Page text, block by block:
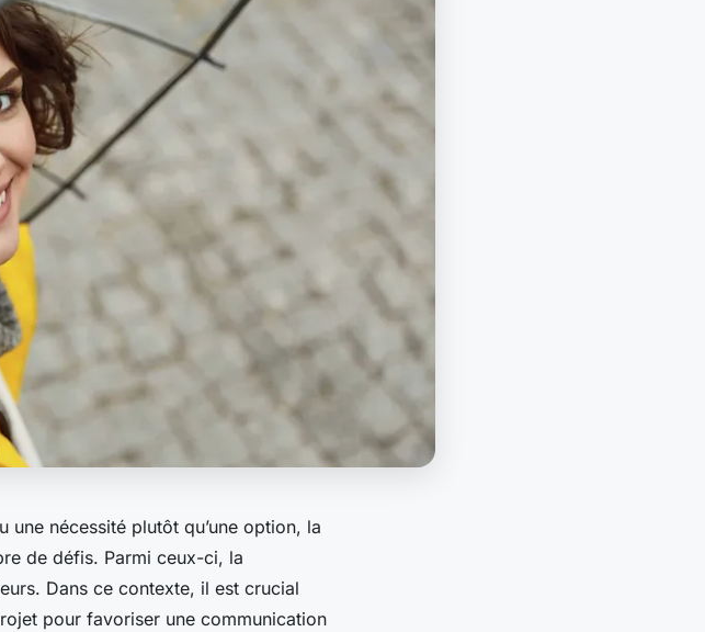
une nécessité plutôt qu’une option, la
de défis. Parmi ceux-ci, la
Dans ce contexte, il est crucial
pour favoriser une communication